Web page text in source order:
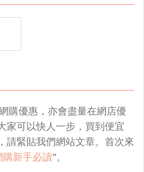
購優惠，亦會盡量在網店優
家可以快人一步，買到便宜
請緊貼我們網站文章。首次來
購新手必讀"。